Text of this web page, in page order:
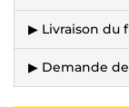
▶ Livraison du
▶ Demande